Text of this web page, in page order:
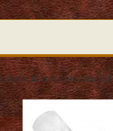
a la zona privada del